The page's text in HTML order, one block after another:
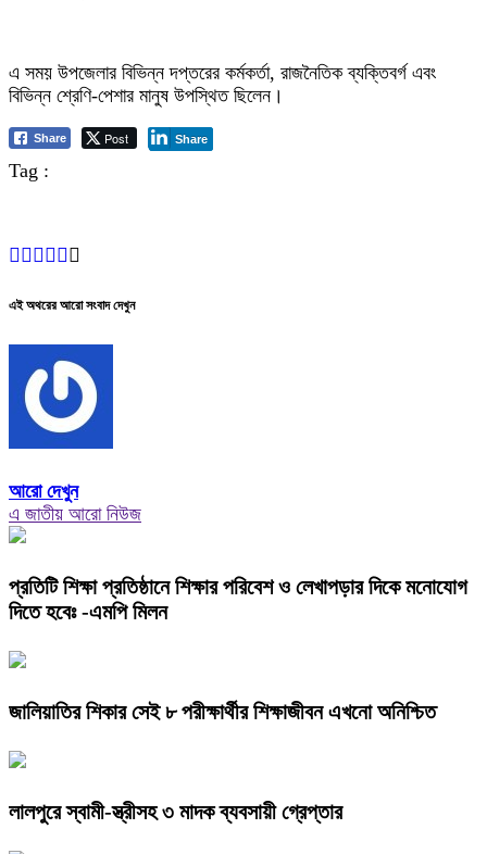
এ সময় উপজেলার বিভিন্ন দপ্তরের কর্মকর্তা, রাজনৈতিক ব্যক্তিবর্গ এবং
বিভিন্ন শ্রেণি-পেশার মানুষ উপস্থিত ছিলেন।
Share Post Share
Tag :
এই অথরের আরো সংবাদ দেখুন
আরো দেখুন
এ জাতীয় আরো নিউজ
প্রতিটি শিক্ষা প্রতিষ্ঠানে শিক্ষার পরিবেশ ও লেখাপড়ার দিকে মনোযোগ
দিতে হবেঃ -এমপি মিলন
জালিয়াতির শিকার সেই ৮ পরীক্ষার্থীর শিক্ষাজীবন এখনো অনিশ্চিত
লালপুরে স্বামী-স্ত্রীসহ ৩ মাদক ব্যবসায়ী গ্রেপ্তার